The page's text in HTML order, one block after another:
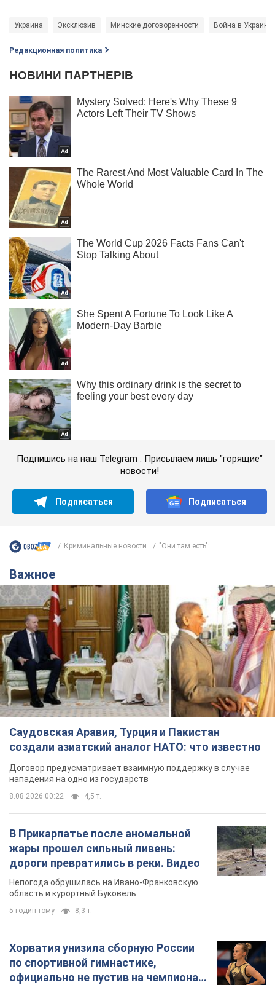
Украина Эксклюзив Минские договоренности Война в Украине
Редакционная политика
Подпишись на наш Telegram . Присылаем лишь "горящие"
новости!
Подписаться Подписаться
Криминальные новости "Они там есть":...
Важное
Саудовская Аравия, Турция и Пакистан
создали азиатский аналог НАТО: что известно
Договор предусматривает взаимную поддержку в случае
нападения на одно из государств
8.08.2026 00:22 4,5 т.
В Прикарпатье после аномальной
жары прошел сильный ливень:
дороги превратились в реки. Видео
Непогода обрушилась на Ивано-Франковскую
область и курортный Буковель
5 годин тому 8,3 т.
Хорватия унизила сборную России
по спортивной гимнастике,
официально не пустив на чемпионат